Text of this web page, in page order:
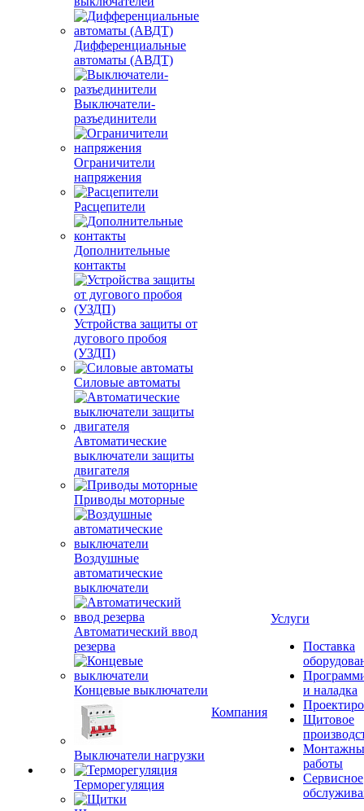
Дифференциальные
автоматы (АВДТ)
Выключатели-
разъединители
Ограничители
напряжения
Расцепители
Дополнительные
контакты
Устройства защиты от
дугового пробоя
(УЗДП)
Силовые автоматы
Автоматические
выключатели защиты
двигателя
Приводы моторные
Воздушные
автоматические
выключатели
Автоматический ввод
резерва
Концевые выключатели
Выключатели нагрузки
Терморегуляция
Щитки
Ручки
Шины и аксессуары
и наладка
Щитовое
работы
Сервисное